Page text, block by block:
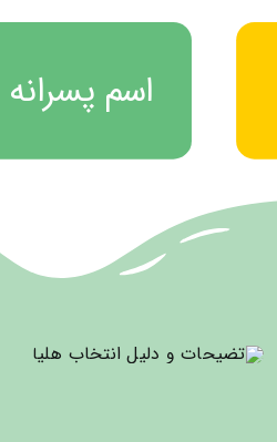
اسم پسرانه
اسم پسرانه